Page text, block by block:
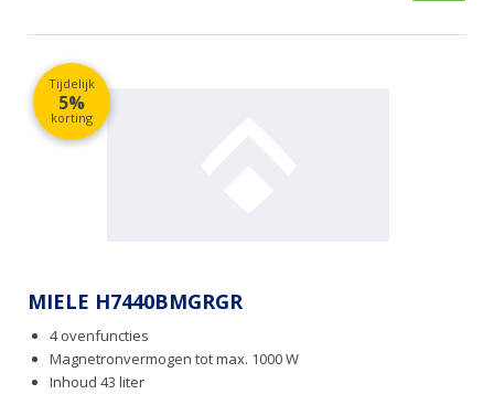
Tijdelijk
5%
korting
MIELE H7440BMGRGR
4 ovenfuncties
Magnetronvermogen tot max. 1000 W
Inhoud 43 liter